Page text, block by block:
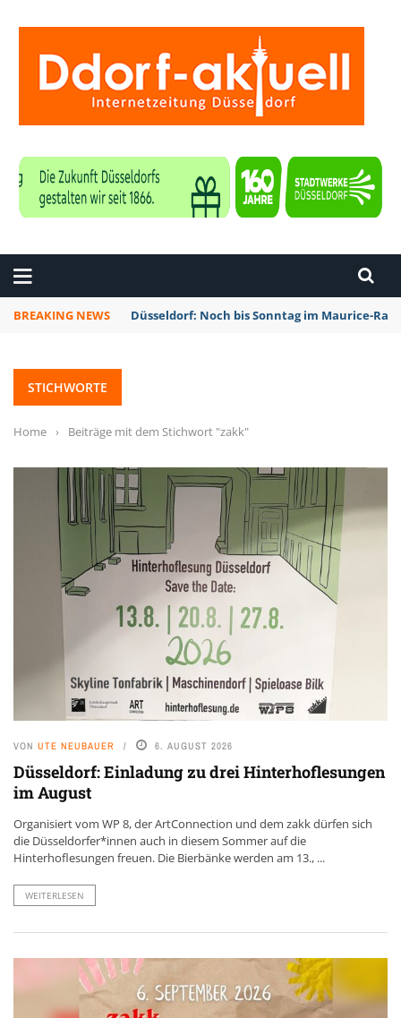
BREAKING NEWS Düsseldorf: Noch bis Sonntag im Maurice-
STICHWORTE
Home › Beiträge mit dem Stichwort "zakk"
VON UTE NEUBAUER 6. AUGUST 2026
Düsseldorf: Einladung zu drei Hinterhoflesungen
im August
Organisiert vom WP 8, der ArtConnection und dem zakk dürfen sich
die Düsseldorfer*innen auch in diesem Sommer auf die
Hinterhoflesungen freuen. Die Bierbänke werden am 13., ...
WEITERLESEN